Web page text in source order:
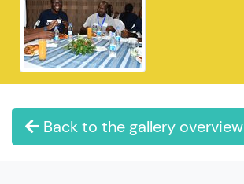
Back to the gallery overview